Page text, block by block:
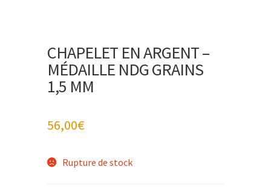
CHAPELET EN ARGENT –
MÉDAILLE NDG GRAINS
1,5 MM
56,00€
Rupture de stock